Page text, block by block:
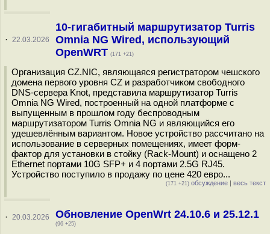
· 22.03.2026
10-гигабитный маршрутизатор Turris
Omnia NG Wired, использующий
OpenWRT (171 +21)
Организация CZ.NIC, являющаяся регистратором чешского
домена первого уровня CZ и разработчиком свободного
DNS-сервера Knot, представила маршрутизатор Turris
Omnia NG Wired, построенный на одной платформе с
выпущенным в прошлом году беспроводным
маршрутизатором Turris Omnia NG и являющийся его
удешевлённым вариантом. Новое устройство рассчитано на
использование в серверных помещениях, имеет форм-
фактор для установки в стойку (Rack-Mount) и оснащено 2
Ethernet портами 10G SFP+ и 4 портами 2.5G RJ45.
Устройство поступило в продажу по цене 420 евро...
(171 +21) обсуждение | весь текст
· 20.03.2026 Обновление OpenWrt 24.10.6 и 25.12.1
(96 +25)